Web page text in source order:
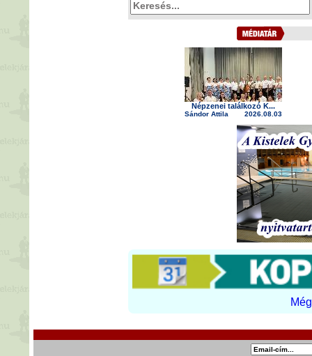
Népzenei találkozó K...
Sándor Attila 2026.08.03